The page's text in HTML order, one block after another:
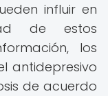
influir en
de estos
los
antidepresivo
de acuerdo